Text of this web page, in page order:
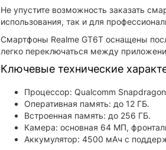
Не упустите возможность заказать
использования, так и для
Смартфоны Realme GT6T оснащены
легко переключаться между
Ключевые технические
Процессор: Qualcomm
Оперативная память: до 12 ГБ.
Встроенная память: до 256 ГБ.
Камера: основная 64 МП,
Аккумулятор: 4500 мАч с